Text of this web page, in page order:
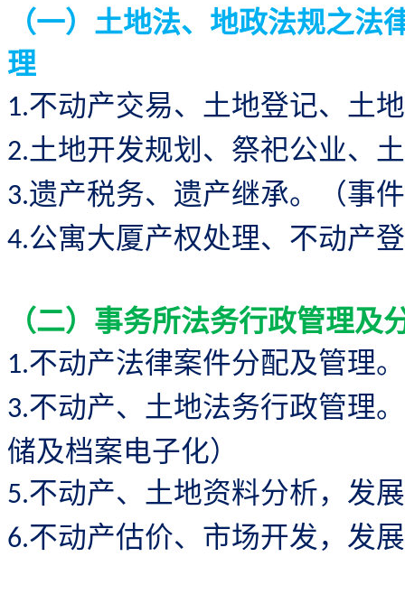
（一）土地法、地政法规之
理
1.不动产交易、土地登记、土
2.土地开发规划、祭祀公业、
3.遗产税务、遗产继承。（事
4.公寓大厦产权处理、不动产
（二）事务所法务行政管理及
1.不动产法律案件分配及管理。
3.不动产、土地法务行政管理。
储及档案电子化）
5.不动产、土地资料分析，发
6.不动产估价、市场开发，发